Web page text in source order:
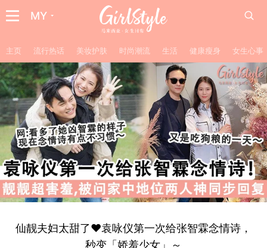
MY
主页 流行热话 美妆护肤 时尚潮流 生活 健康瘦身 女生心事
仙靓夫妇太甜了♥袁咏仪第一次给张智霖念情诗，
秒变「娇羞少女」～